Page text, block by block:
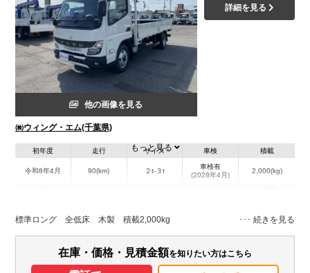
他の画像を見る
㈱ウィング・エム(千葉県)
詳細を見る
初年度
令和8年4月
走行
90(km)
サイズ
２t-３t
車検
車検有
(2028年4月)
積載
2,000(kg)
千葉県
W:1,780
H:385
W:1,930
H:2,080
無
装備情報
もっと見る
標準ロング 全低床 木製 積載2,000kg
在庫・価格・見積金額を知りたい方はこちら